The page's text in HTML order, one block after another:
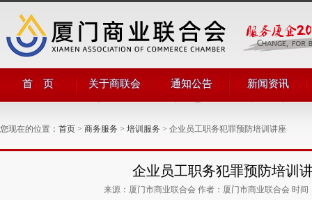
首 页 关于商联会
管理团队
商会章程
通知公告 新闻资讯
商联简讯
您现在的位置： 首页 > 商务服务 > 培训服务 > 企业员工职务犯罪预防培训讲座
企业员工职务犯罪预防培训
来源：厦门市商业联合会 作者：厦门市商业联合会 时间